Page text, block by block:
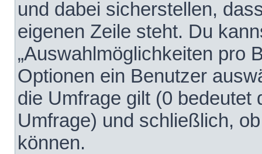
und dabei sicherstellen,
eigenen Zeile steht. Du
„Auswahlmöglichkeiten pro
Optionen ein Benutzer
die Umfrage gilt (0 bedeutet
Umfrage) und schließlich,
können.